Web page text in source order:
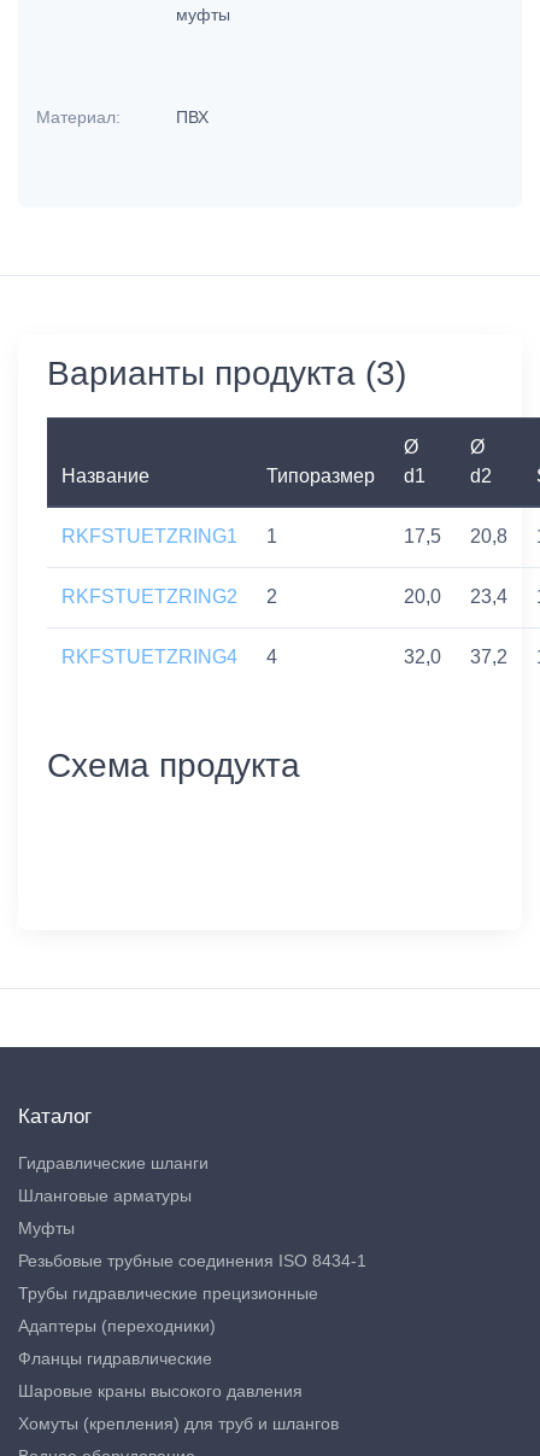
муфты
Материал: ПВХ
Варианты продукта (3)
Название Типоразмер
Ø
d1
Ø
d2
RKFSTUETZRING1 1 17,5 20,8
RKFSTUETZRING2 2 20,0 23,4
RKFSTUETZRING4 4 32,0 37,2
Схема продукта
Каталог
Гидравлические шланги
Шланговые арматуры
Муфты
Резьбовые трубные соединения ISO 8434-1
Трубы гидравлические прецизионные
Адаптеры (переходники)
Фланцы гидравлические
Шаровые краны высокого давления
Хомуты (крепления) для труб и шлангов